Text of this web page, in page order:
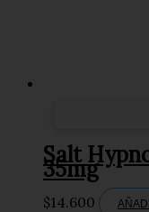
Salt
35mg
$14.600